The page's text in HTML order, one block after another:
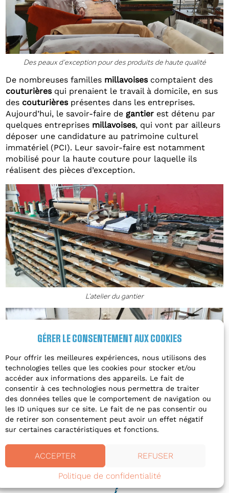
GÉRER LE CONSENTEMENT AUX COOKIES
Pour offrir les meilleures expériences, nous utilisons des
technologies telles que les cookies pour stocker et/ou
accéder aux informations des appareils. Le fait de
consentir à ces technologies nous permettra de traiter
des données telles que le comportement de navigation ou
les ID uniques sur ce site. Le fait de ne pas consentir ou
de retirer son consentement peut avoir un effet négatif
sur certaines caractéristiques et fonctions.
ACCEPTER REFUSER
Politique de confidentialité
Des peaux d’exception pour des produits de haute qualité
De nombreuses familles millavoises comptaient des
couturières qui prenaient le travail à domicile, en sus
des couturières présentes dans les entreprises.
Aujourd’hui, le savoir-faire de gantier est détenu par
quelques entreprises millavoises, qui vont par ailleurs
déposer une candidature au patrimoine culturel
immatériel (PCI). Leur savoir-faire est notamment
mobilisé pour la haute couture pour laquelle ils
réalisent des pièces d’exception.
L’atelier du gantier
Le savoir-faire de couturière de la gantière